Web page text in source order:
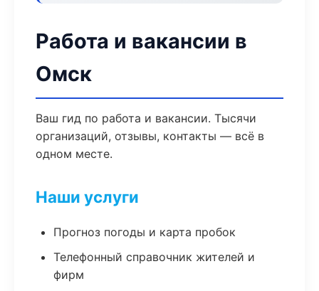
Работа и вакансии в
Омск
Ваш гид по работа и вакансии. Тысячи
организаций, отзывы, контакты — всё в
одном месте.
Наши услуги
Прогноз погоды и карта пробок
Телефонный справочник жителей и
фирм